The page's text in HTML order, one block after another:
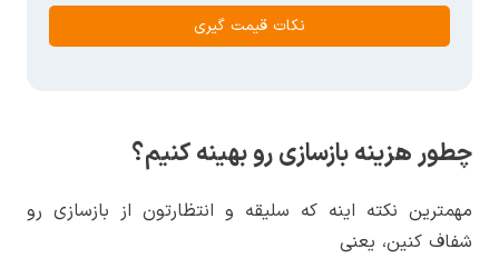
نکات قیمت گیری
چطور هزینه بازسازی رو بهینه کنیم؟
مهمترین نکته اینه که سلیقه و انتظارتون از بازسازی رو
شفاف کنین، یعنی